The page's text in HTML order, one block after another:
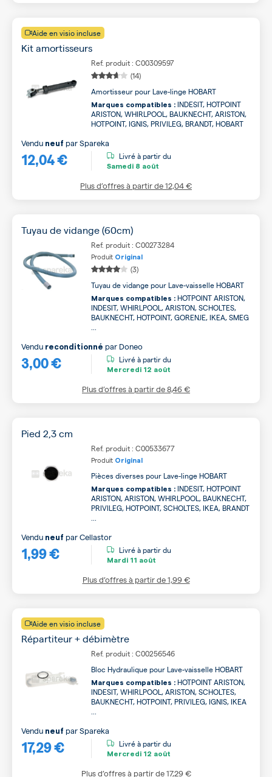
Aide en visio incluse
Kit amortisseurs
Ref. produit : C00309597
(14)
Amortisseur pour Lave-linge HOBART
Marques compatibles : INDESIT, HOTPOINT
ARISTON, WHIRLPOOL, BAUKNECHT, ARISTON,
HOTPOINT, IGNIS, PRIVILEG, BRANDT, HOBART
12,04 €
Vendu neuf parSpareka
Livré à partir du
Samedi 8 août
Plus d’offres à partir de12,04 €
Tuyau de vidange (60cm)
Ref. produit : C00273284
Produit Original
(3)
Tuyau de vidange pour Lave-vaisselle HOBART
Marques compatibles : HOTPOINT ARISTON,
INDESIT, WHIRLPOOL, ARISTON, SCHOLTES,
BAUKNECHT, HOTPOINT, GORENJE, IKEA, SMEG
3,00 €
Vendu reconditionné par Doneo
Livré à partir du
Mercredi 12 août
Plus d’offres à partir de8,46 €
Pied 2,3 cm
Ref. produit : C00533677
Produit Original
Pièces diverses pour Lave-linge HOBART
Marques compatibles : INDESIT, HOTPOINT
ARISTON, ARISTON, WHIRLPOOL, BAUKNECHT,
PRIVILEG, HOTPOINT, SCHOLTES, IKEA, BRANDT
1,99 €
Vendu neuf parCellastor
Livré à partir du
Mardi 11 août
Plus d’offres à partir de1,99 €
Aide en visio incluse
Répartiteur + débimètre
Ref. produit : C00256546
Bloc Hydraulique pour Lave-vaisselle HOBART
Marques compatibles : HOTPOINT ARISTON,
INDESIT, WHIRLPOOL, ARISTON, SCHOLTES,
BAUKNECHT, HOTPOINT, PRIVILEG, IGNIS, IKEA
17,29 €
Vendu neuf parSpareka
Livré à partir du
Mercredi 12 août
Plus d’offres à partir de17,29 €